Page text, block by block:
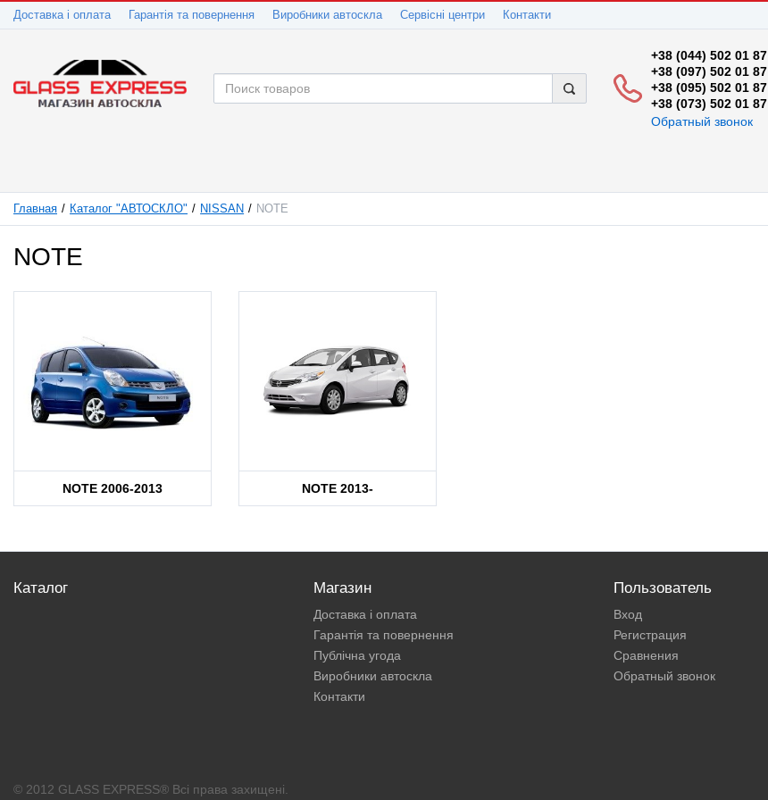
Доставка і оплата Гарантія та повернення Виробники автоскла Сервісні центри Контакти
+38 (044) 502 01 87
+38 (097) 502 01 87
+38 (095) 502 01 87
+38 (073) 502 01 87
Обратный звонок
Главная Каталог "АВТОСКЛО" NISSAN NOTE
NOTE
NOTE 2006-2013 NOTE 2013-
Каталог Магазин
Доставка і оплата
Гарантія та повернення
Публічна угода
Виробники автоскла
Контакти
Пользователь
Вход
Регистрация
Сравнения
Обратный звонок
© 2012 GLASS EXPRESS® Всі права захищені.